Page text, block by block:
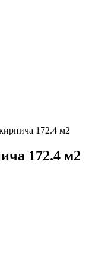
172.4 м2
172.4 м2